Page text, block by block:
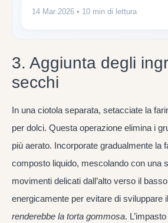
14 Mar 2026 • 10 min di lettura
3. Aggiunta degli
secchi
In una ciotola separata, setacciate la
per dolci. Questa operazione elimina i
più aerato. Incorporate gradualmente la
composto liquido, mescolando con una
movimenti delicati dall’alto verso il
energicamente per evitare di sviluppare
renderebbe la torta gommosa.